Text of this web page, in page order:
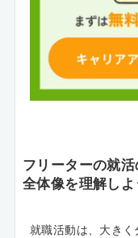
フリーターの就
全体像を理解しよ
就職活動は、大きく